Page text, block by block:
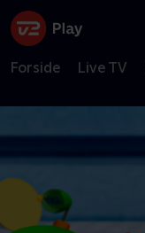
Forside Live TV